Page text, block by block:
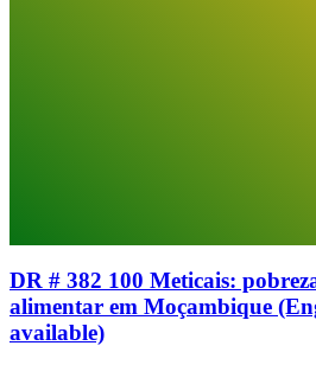
DR # 382 100 Meticais:
alimentar em Moçambique
available)